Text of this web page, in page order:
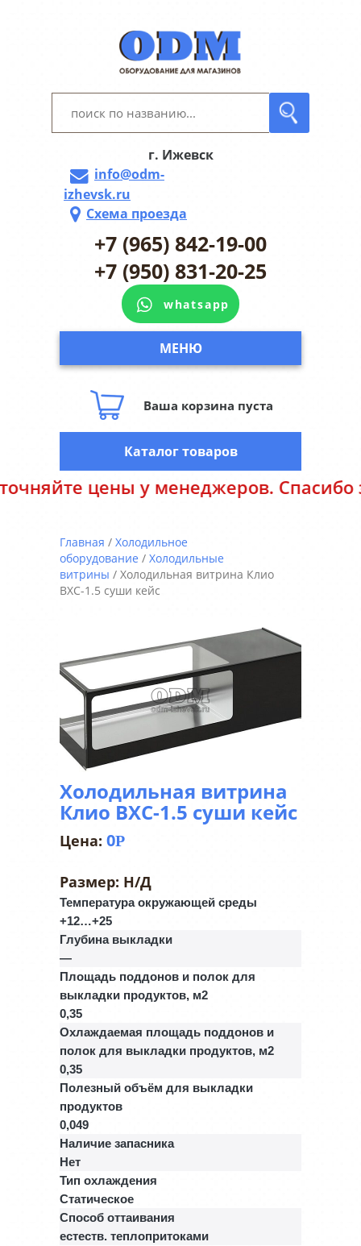
г. Ижевск
info@odm-
izhevsk.ru
Схема проезда
+7 (965) 842-19-00
+7 (950) 831-20-25
whatsapp
МЕНЮ
Ваша корзина пуста
цены у менеджеров. Спасибо за
Каталог товаров
Главная / Холодильное
оборудование / Холодильные
витрины / Холодильная витрина Клио
ВХС-1.5 суши кейс
Холодильная витрина
Клио ВХС-1.5 суши кейс
0Р
Размер: Н/Д
Температура окружающей среды
+12…+25
Глубина выкладки
—
Площадь поддонов и полок для
выкладки продуктов, м2
0,35
Охлаждаемая площадь поддонов и
полок для выкладки продуктов, м2
0,35
Полезный объём для выкладки
продуктов
0,049
Наличие запасника
Нет
Тип охлаждения
Статическое
Способ оттаивания
естеств. теплопритоками